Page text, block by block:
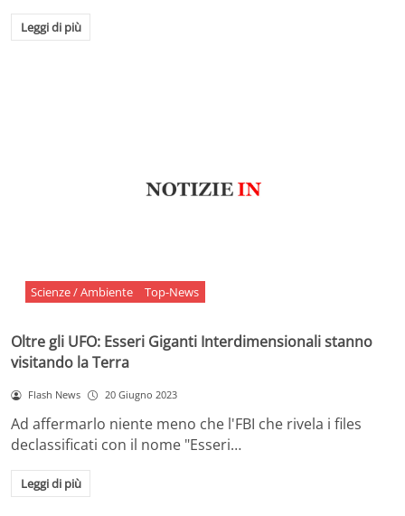
Leggi di più
Scienze / Ambiente Top-News
Oltre gli UFO: Esseri Giganti Interdimensionali stanno
visitando la Terra
Flash News 20 Giugno 2023
Ad affermarlo niente meno che l'FBI che rivela i files
declassificati con il nome "Esseri…
Leggi di più